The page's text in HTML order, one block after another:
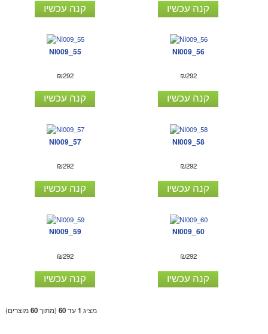
קנה עכשיו קנה עכשיו
NI009_55
₪292
קנה עכשיו
NI009_56
₪292
קנה עכשיו
NI009_57
₪292
קנה עכשיו
NI009_58
₪292
קנה עכשיו
NI009_59
₪292
קנה עכשיו
NI009_60
₪292
קנה עכשיו
מציג 1עד60 (מתוך60מוצרים)